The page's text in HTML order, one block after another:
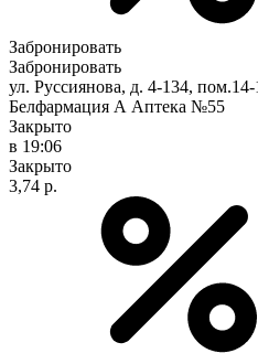
Забронировать
Забронировать
ул. Руссиянова, д. 4-134, пом.14-
Белфармация А Аптека №55
Закрыто
в 19:06
Закрыто
3,74 р.